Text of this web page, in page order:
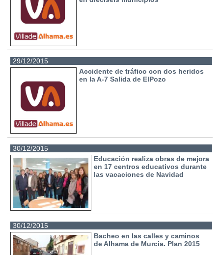
29/12/2015
Accidente de tráfico con dos heridos
en la A-7 Salida de ElPozo
30/12/2015
Educación realiza obras de mejora
en 17 centros educativos durante
las vacaciones de Navidad
30/12/2015
Bacheo en las calles y caminos
de Alhama de Murcia. Plan 2015